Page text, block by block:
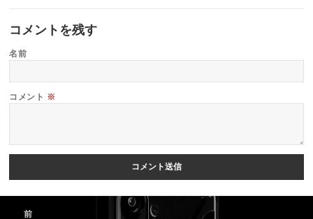
コメントを残す
名前
コメント ※
前